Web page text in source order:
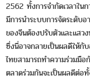
2562 ทั้งการจำกัดเวลาใน
มีการนำระบบการจัดระดับ
ของจีนต้องปรับตัวและแสว
ซึ่งนี่อาจกลายเป็นผลดีให้กั
ไทยสามารถทำความร่วมมื
ตลาดร่วมกันจะเป็นผลดีต่อ